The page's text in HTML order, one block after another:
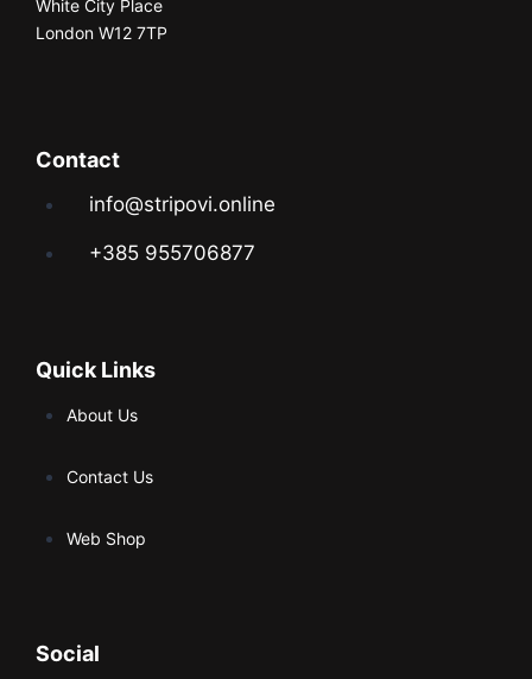
White City Place
London W12 7TP
Contact
info@stripovi.online
+385 955706877
Quick Links
About Us
Contact Us
Web Shop
Social